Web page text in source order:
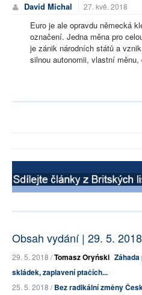
David Michal 27. kvě. 2018
Euro je ale opravdu německá
označení. Jedna měna pro
je zánik národních států a
silnou autonomii, vlastní měnu,
Obsah vydání | 29. 5. 2018
29. 5. 2018 /Tomasz Oryński
skládek, zaplavení ptačích...
25. 5. 2018 /Bez radikální změny